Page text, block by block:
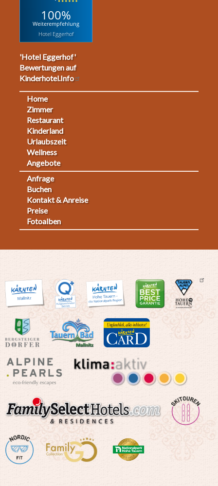
100%
Weiterempfehlung
Hotel Eggerhof
'Hotel Eggerhof'
Bewertungen auf
Kinderhotel.Info
Footermenu
Home
Zimmer
Restaurant
Kinderland
Urlaubszeit
Wellness
Angebote
Fußmenü
2
Anfrage
Buchen
Kontakt & Anreise
Preise
Fotoalben